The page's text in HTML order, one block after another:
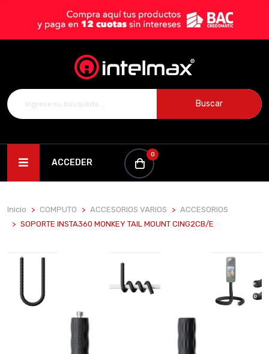
Buscar
ACCEDER
0
Inicio COMPUTO ACCESORIOS VARIOS
ACCESORIOS
SOPORTE INSTA360 MONKEY TAIL MOUNT CING2CB/E